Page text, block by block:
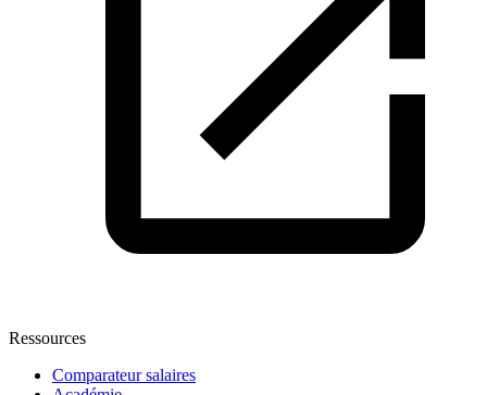
Ressources
Comparateur salaires